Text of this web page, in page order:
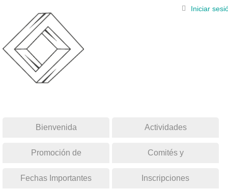
Iniciar
Bienvenida Actividades
Promoción de
posgrados
Comités y
Coordinaciones
Fechas Importantes Inscripciones